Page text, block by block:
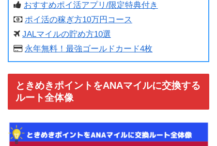
おすすめポイ活アプリ/限定特典付き
ポイ活の稼ぎ方10万円コース
JALマイルの貯め方10選
永年無料！最強ゴールドカード4枚
ときめきポイントをANAマイルに交換する
ルート全体像